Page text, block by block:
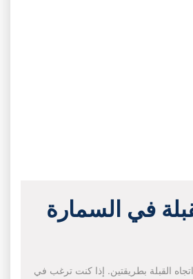
في السمارة
القبلة بطريقتين. إذا كنت ترغب في